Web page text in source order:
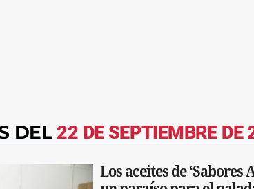
DEL22 DE SEPTIEMBRE DE
Los aceites de ‘Sabores